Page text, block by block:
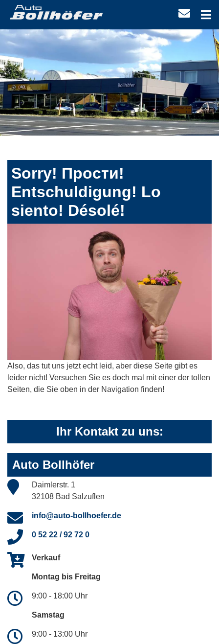
Sorry! Прости!
Entschuldigung! Lo
siento! Désolé!
Also, das tut uns jetzt echt leid, aber diese Seite gibt es
leider nicht! Versuchen Sie es doch mal mit einer der tollen
Seiten, die Sie oben in der Navigation finden!
Ihr Kontakt zu uns:
Auto Bollhöfer
Daimlerstr. 1
32108 Bad Salzuflen
info@auto-bollhoefer.de
0 52 22 / 92 72 0
Verkauf
Montag bis Freitag
9:00 - 18:00 Uhr
Samstag
9:00 - 13:00 Uhr